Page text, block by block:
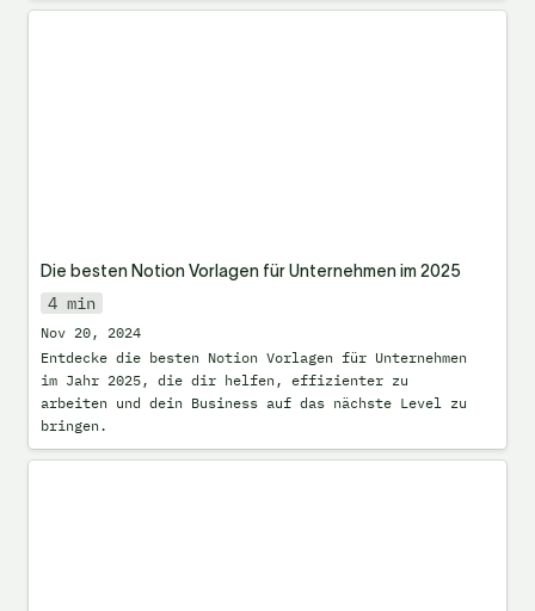
Die besten Notion Vorlagen für Unternehmen im 2025
4 min
Nov 20, 2024
Entdecke die besten Notion Vorlagen für Unternehmen
im Jahr 2025, die dir helfen, effizienter zu
arbeiten und dein Business auf das nächste Level zu
bringen.